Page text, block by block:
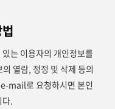
는 이용자의 개인정보를
열람, 정정 및 삭제 등의
mail로 요청하시면 본인
.